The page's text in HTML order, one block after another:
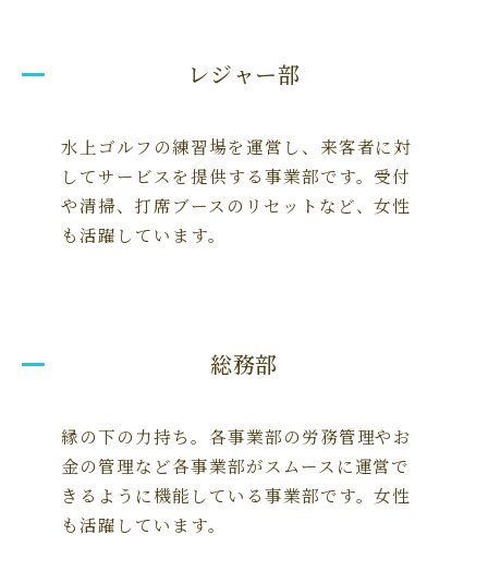
レジャー部
水上ゴルフの練習場を運営し、来客者に対
してサービスを提供する事業部です。受付
や清掃、打席ブースのリセットなど、女性
も活躍しています。
総務部
縁の下の力持ち。各事業部の労務管理やお
金の管理など各事業部がスムースに運営で
きるように機能している事業部です。女性
も活躍しています。